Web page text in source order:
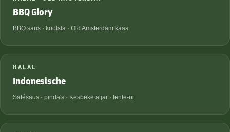
BBQ Glory
BBQ saus · koolsla · Old Amsterdam kaas
HALAL
Indonesische
Satésaus · pinda's · Kesbeke atjar · lente-ui